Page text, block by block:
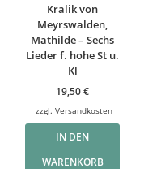
Kralik von
Meyrswalden,
Mathilde – Sechs
Lieder f. hohe St u.
Kl
19,50€
zzgl.Versandkosten
IN DEN
WARENKORB